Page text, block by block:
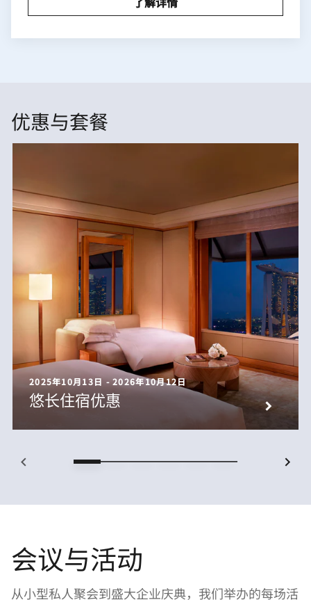
优惠与套餐
2025年10月13日 - 2026年10月12日
悠长住宿优惠
会议与活动
从小型私人聚会到盛大企业庆典，我们举办的每场活